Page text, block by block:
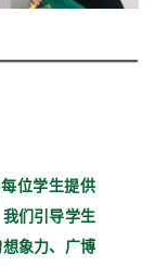
位学生提供
我们引导学生
象力、广博